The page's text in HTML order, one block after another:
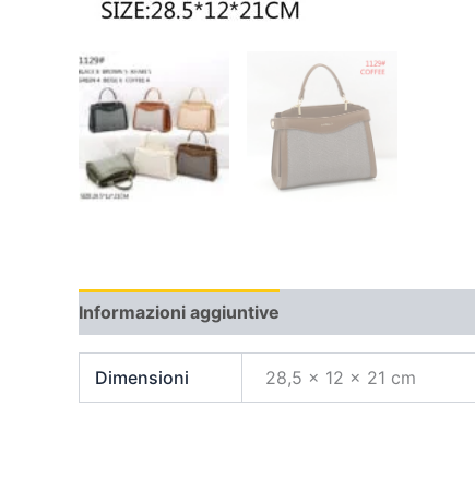
Informazioni aggiuntive
Dimensioni 28,5 × 12 × 21 cm